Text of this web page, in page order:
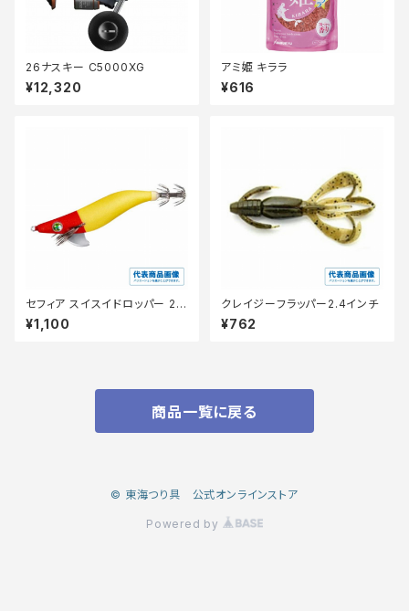
26ナスキー C5000XG
¥12,320
アミ姫 キララ
¥616
セフィア スイスイドロッパー 2.5
号 QS-Z25Y アカミドリ 001
¥1,100
クレイジーフラッパー2.4インチ
¥762
商品一覧に戻る
© 東海つり具 公式オンラインストア
Powered by